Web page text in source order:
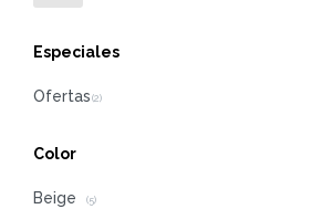
Especiales
Color
Beige (5)